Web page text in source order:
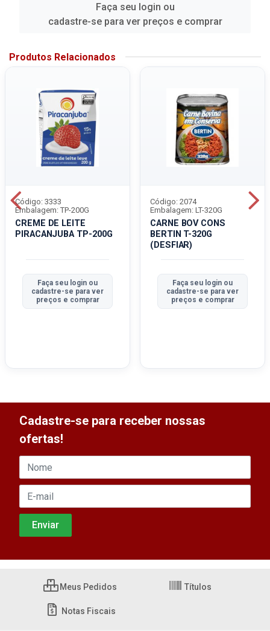
Faça seu login ou
cadastre-se para ver preços e comprar
Produtos Relacionados
CREME DE LEITE
PIRACANJUBA TP-200G
Código: 3333
Embalagem: TP-200G
Faça seu login ou
cadastre-se para ver
preços e comprar
CARNE BOV CONS
BERTIN T-320G
(DESFIAR)
Código: 2074
Embalagem: LT-320G
Faça seu login ou
cadastre-se para ver
preços e comprar
Cadastre-se para receber nossas
ofertas!
Meus Pedidos Títulos
Notas Fiscais